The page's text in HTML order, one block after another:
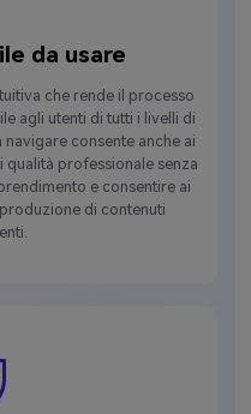
da usare
che rende il processo
agli utenti di tutti i livelli di
consente anche ai
professionale senza
e consentire ai
di contenuti